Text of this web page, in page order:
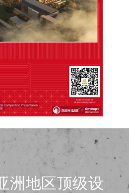
洲地区顶级设